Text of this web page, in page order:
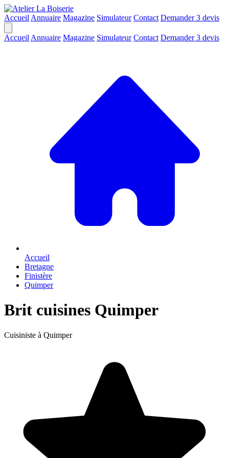
Accueil Annuaire Magazine Simulateur Contact Demander 3 devis
Accueil Annuaire Magazine Simulateur Contact Demander 3 devis
Accueil
Bretagne
Finistère
Quimper
Brit cuisines Quimper
Cuisiniste à Quimper